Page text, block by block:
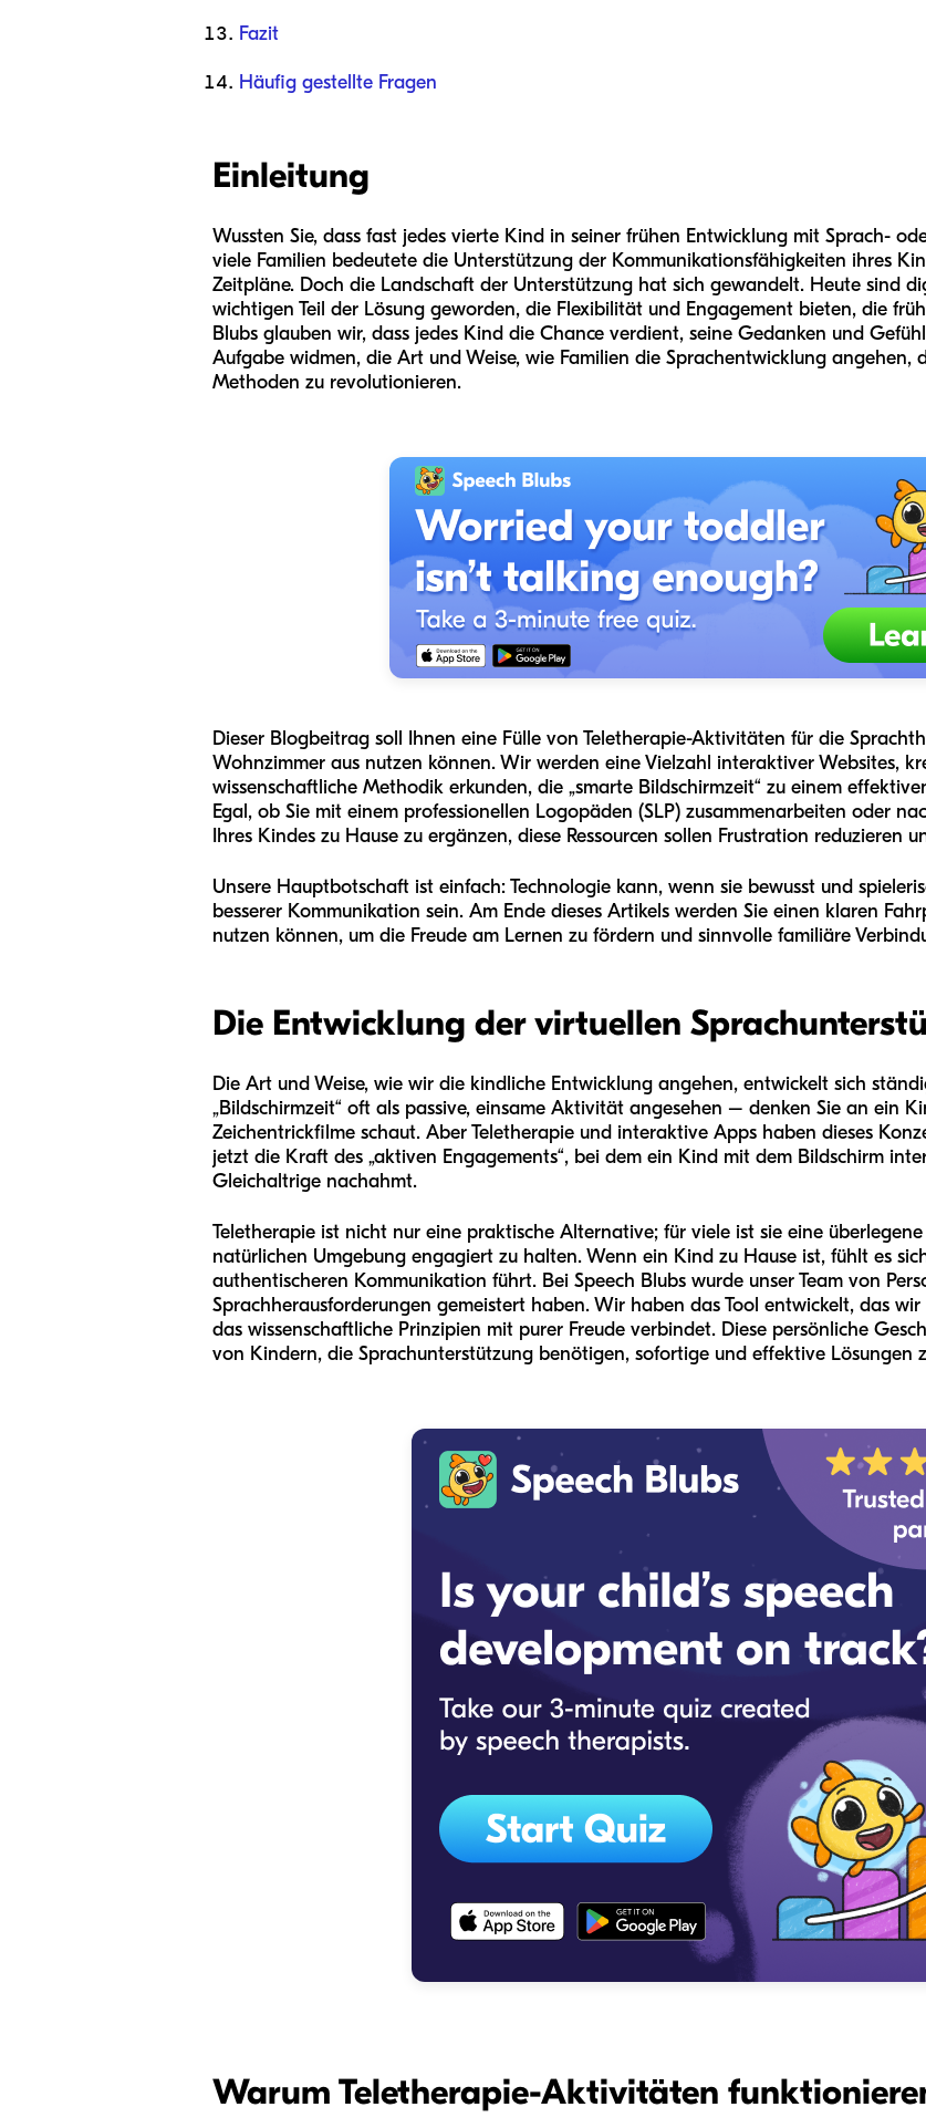
Fazit
Häufig gestellte Fragen
Einleitung
Wussten Sie, dass fast jedes vierte Kind in seiner frühen Entwicklung mit Sprach-
viele Familien bedeutete die Unterstützung der Kommunikationsfähigkeiten ihres
Zeitpläne. Doch die Landschaft der Unterstützung hat sich gewandelt. Heute sind
wichtigen Teil der Lösung geworden, die Flexibilität und Engagement bieten, die
Blubs glauben wir, dass jedes Kind die Chance verdient, seine Gedanken und
Aufgabe widmen, die Art und Weise, wie Familien die Sprachentwicklung angehen,
Methoden zu revolutionieren.
Dieser Blogbeitrag soll Ihnen eine Fülle von Teletherapie-Aktivitäten für die
Wohnzimmer aus nutzen können. Wir werden eine Vielzahl interaktiver Websites,
wissenschaftliche Methodik erkunden, die „smarte Bildschirmzeit“ zu einem
Egal, ob Sie mit einem professionellen Logopäden (SLP) zusammenarbeiten oder
Ihres Kindes zu Hause zu ergänzen, diese Ressourcen sollen Frustration reduzieren
Unsere Hauptbotschaft ist einfach: Technologie kann, wenn sie bewusst und
besserer Kommunikation sein. Am Ende dieses Artikels werden Sie einen klaren
nutzen können, um die Freude am Lernen zu fördern und sinnvolle familiäre
Die Entwicklung der virtuellen
Die Art und Weise, wie wir die kindliche Entwicklung angehen, entwickelt sich
„Bildschirmzeit“ oft als passive, einsame Aktivität angesehen – denken Sie an ein
Zeichentrickfilme schaut. Aber Teletherapie und interaktive Apps haben dieses
jetzt die Kraft des „aktiven Engagements“, bei dem ein Kind mit dem Bildschirm
Gleichaltrige nachahmt.
Teletherapie ist nicht nur eine praktische Alternative; für viele ist sie eine
natürlichen Umgebung engagiert zu halten. Wenn ein Kind zu Hause ist, fühlt es
authentischeren Kommunikation führt. Bei Speech Blubs wurde unser Team von
Sprachherausforderungen gemeistert haben. Wir haben das Tool entwickelt, das
das wissenschaftliche Prinzipien mit purer Freude verbindet. Diese persönliche
von Kindern, die Sprachunterstützung benötigen, sofortige und effektive Lösungen
Warum Teletherapie-Aktivitäten